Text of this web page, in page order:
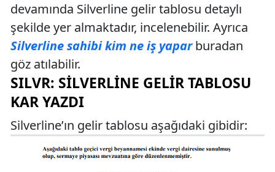
devamında Silverline gelir tablosu detaylı
şekilde yer almaktadır, incelenebilir. Ayrıca
Silverline sahibi kim ne iş yaparburadan
göz atılabilir.
SILVR: SILVERLINE GELIR TABLOSU
KAR YAZDI
Silverline’ın gelir tablosu aşağıdaki gibidir: